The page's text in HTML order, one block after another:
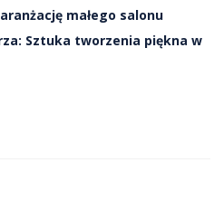
małego salonu
Sztuka tworzenia piękna w